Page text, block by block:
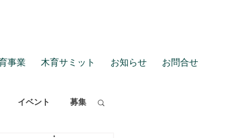
事業 木育サミット お知らせ お問合せ
イベント 募集